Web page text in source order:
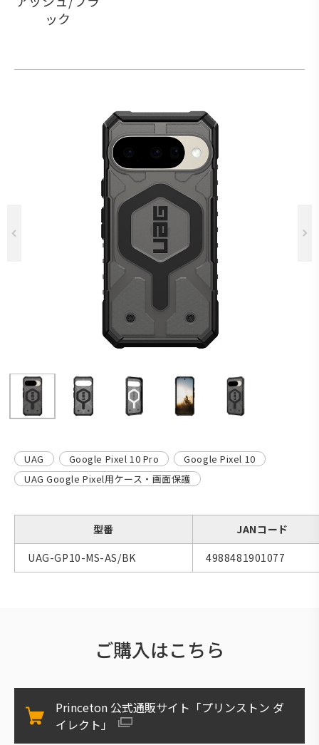
ック
UAG Google Pixel 10 Pro
Google Pixel 10
UAG Google Pixel用ケース・画面保護
型番
JANコード
UAG-GP10-MS-AS/BK
4988481901077
ご購入はこちら
Princeton 公式通販サイト「プリンストン ダ
イレクト」